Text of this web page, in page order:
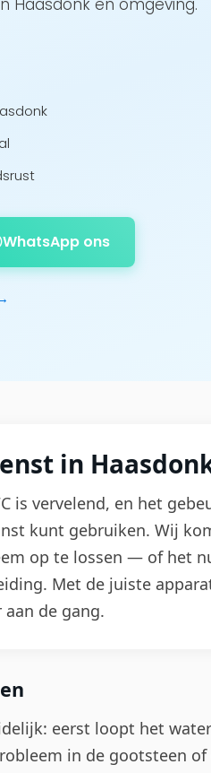
Haasdonk en omgeving.
WhatsApp ons
in
is vervelend, en het
kunt gebruiken. Wij
op te lossen — of het
Met de juiste
de gang.
eerst loopt het
in de gootsteen